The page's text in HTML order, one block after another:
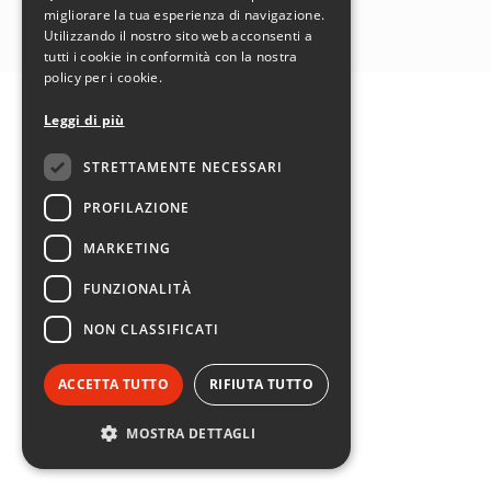
migliorare la tua esperienza di navigazione.
Utilizzando il nostro sito web acconsenti a
tutti i cookie in conformità con la nostra
policy per i cookie.
Leggi di più
STRETTAMENTE NECESSARI
PROFILAZIONE
MARKETING
FUNZIONALITÀ
NON CLASSIFICATI
ACCETTA TUTTO RIFIUTA TUTTO
MOSTRA DETTAGLI